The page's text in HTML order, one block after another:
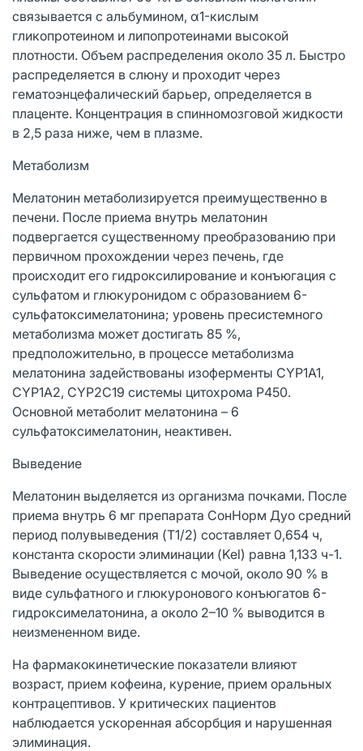
связывается с альбумином, α1-кислым
гликопротеином и липопротеинами высокой
плотности. Объем распределения около 35 л. Быстро
распределяется в слюну и проходит через
гематоэнцефалический барьер, определяется в
плаценте. Концентрация в спинномозговой жидкости
в 2,5 раза ниже, чем в плазме.
Метаболизм
Мелатонин метаболизируется преимущественно в
печени. После приема внутрь мелатонин
подвергается существенному преобразованию при
первичном прохождении через печень, где
происходит его гидроксилирование и конъюгация с
сульфатом и глюкуронидом с образованием 6-
сульфатоксимелатонина; уровень пресистемного
метаболизма может достигать 85 %,
предположительно, в процессе метаболизма
мелатонина задействованы изоферменты CYP1A1,
CYP1A2, CYP2С19 системы цитохрома Р450.
Основной метаболит мелатонина – 6
сульфатоксимелатонин, неактивен.
Выведение
Мелатонин выделяется из организма почками. После
приема внутрь 6 мг препарата СонНорм Дуо средний
период полувыведения (T1/2) составляет 0,654 ч,
константа скорости элиминации (Kel) равна 1,133 ч-1.
Выведение осуществляется с мочой, около 90 % в
виде сульфатного и глюкуронового конъюгатов 6-
гидроксимелатонина, а около 2–10 % выводится в
неизмененном виде.
На фармакокинетические показатели влияют
возраст, прием кофеина, курение, прием оральных
контрацептивов. У критических пациентов
наблюдается ускоренная абсорбция и нарушенная
элиминация.